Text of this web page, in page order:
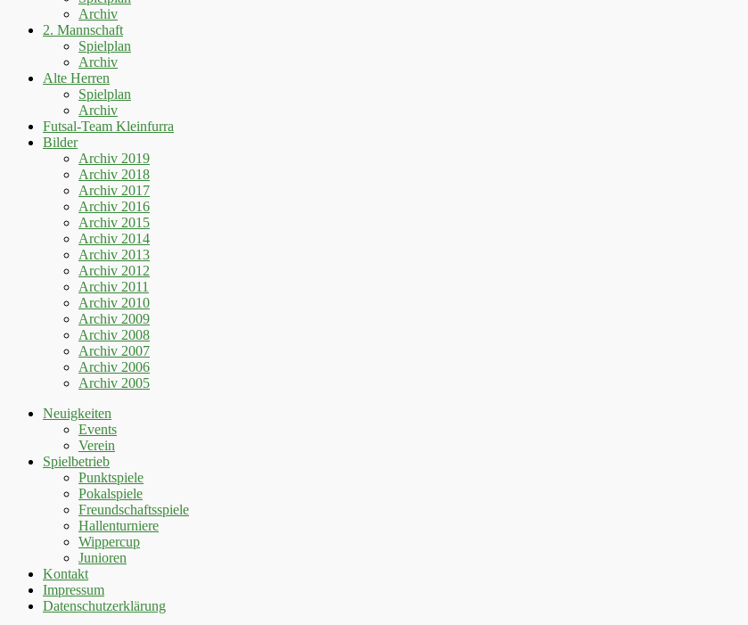
Archiv
2. Mannschaft
Spielplan
Archiv
Alte Herren
Spielplan
Archiv
Futsal-Team Kleinfurra
Bilder
Archiv 2019
Archiv 2018
Archiv 2017
Archiv 2016
Archiv 2015
Archiv 2014
Archiv 2013
Archiv 2012
Archiv 2011
Archiv 2010
Archiv 2009
Archiv 2008
Archiv 2007
Archiv 2006
Archiv 2005
Neuigkeiten
Events
Verein
Spielbetrieb
Punktspiele
Pokalspiele
Freundschaftsspiele
Hallenturniere
Wippercup
Junioren
Kontakt
Impressum
Datenschutzerklärung